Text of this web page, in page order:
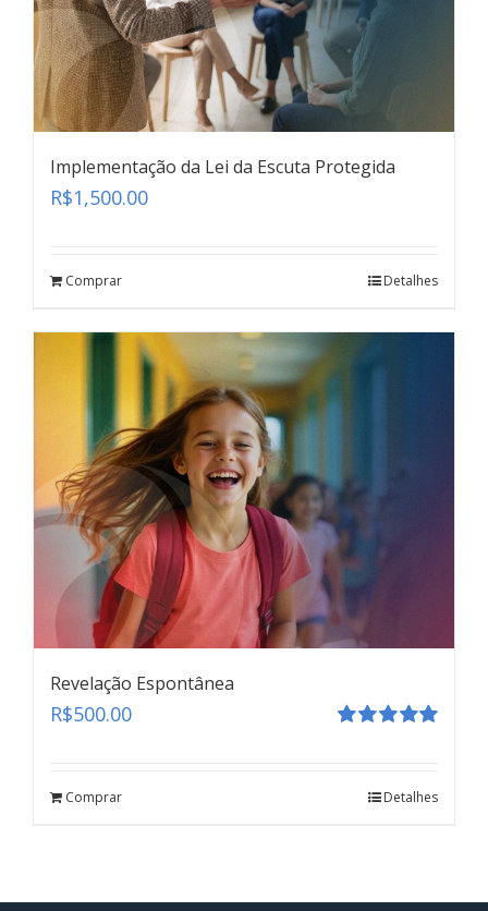
Implementação da Lei da Escuta Protegida
R$1,500.00
Comprar Detalhes
Revelação Espontânea
R$500.00
Comprar Detalhes